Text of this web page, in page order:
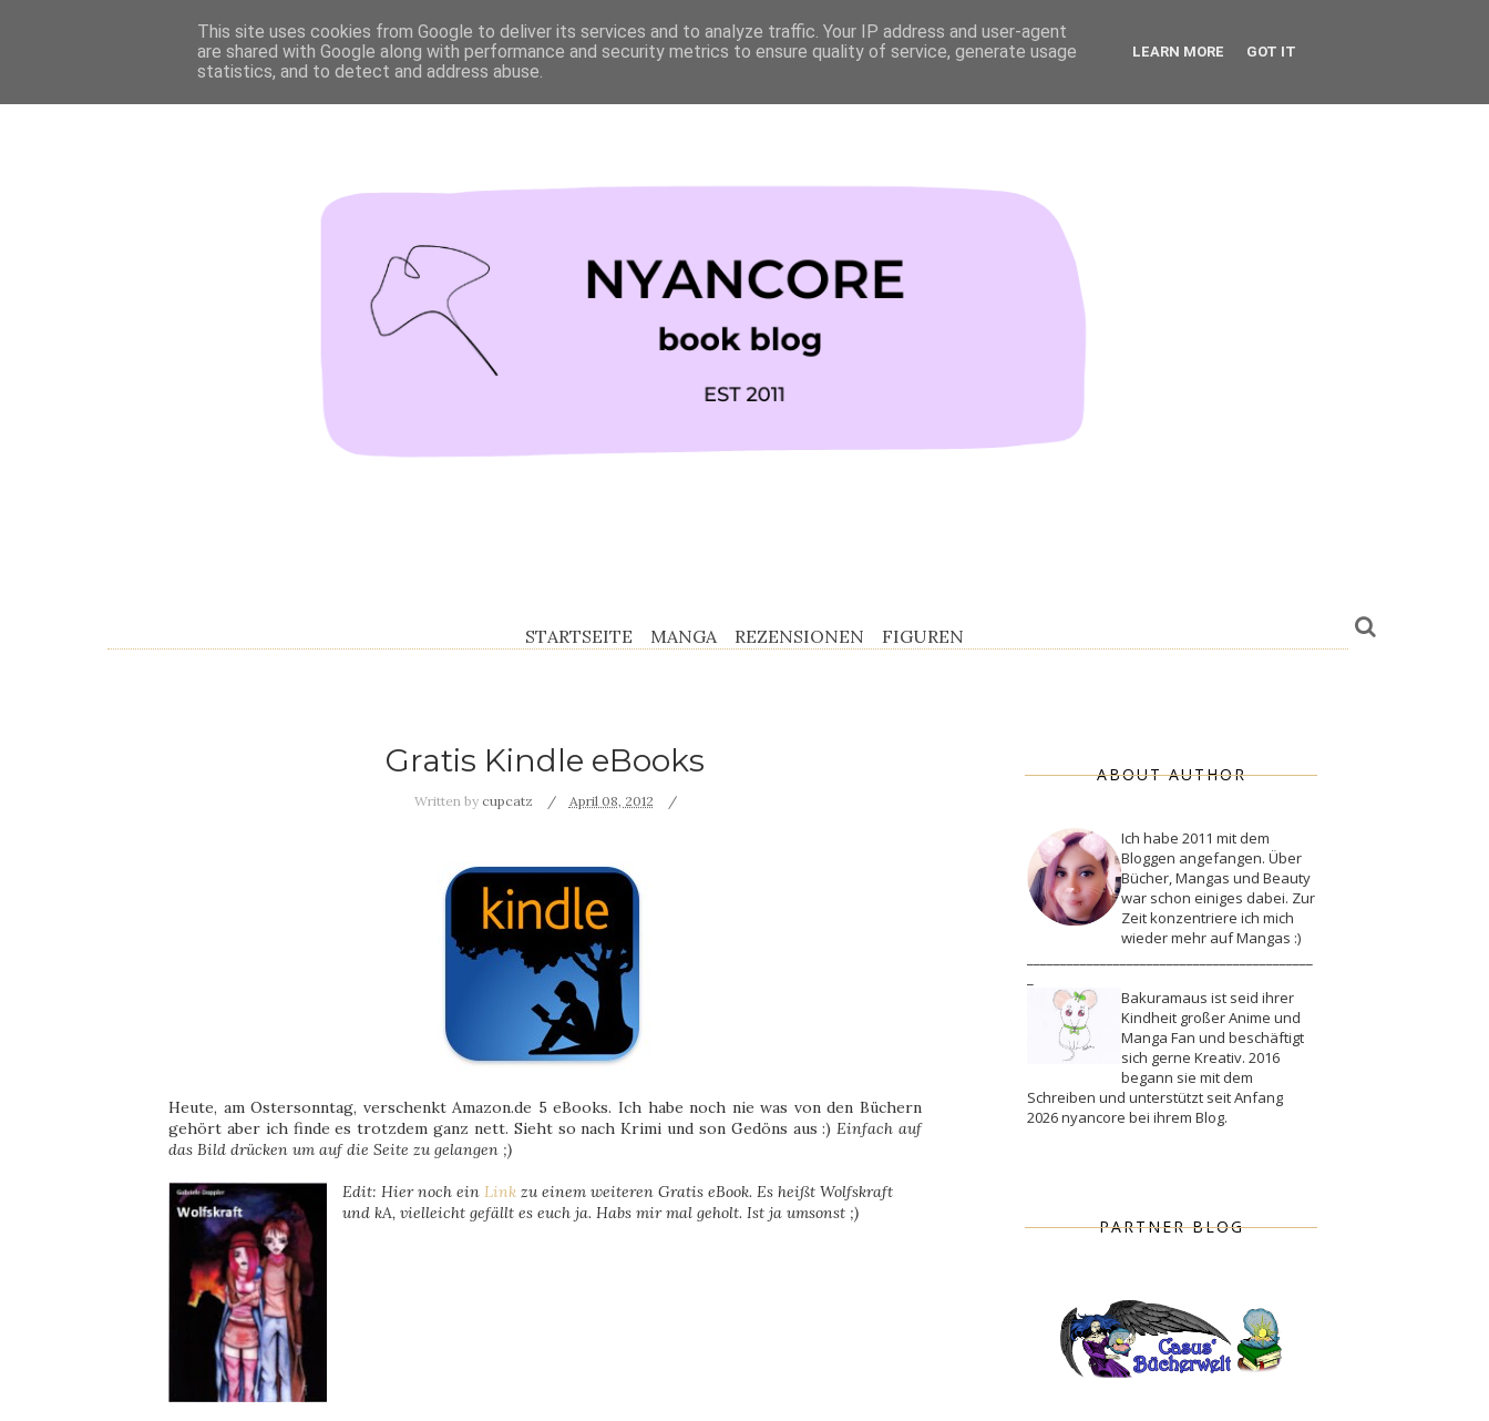
STARTSEITE MANGA REZENSIONEN FIGUREN
Gratis Kindle eBooks
Written by cupcatz April 08, 2012
Heute, am Ostersonntag, verschenkt Amazon.de 5 eBooks. Ich habe noch nie was von den Büchern
gehört aber ich finde es trotzdem ganz nett. Sieht so nach Krimi und son Gedöns aus :)Einfach auf
das Bild drücken um auf die Seite zu gelangen ;)
Edit: Hier noch ein Link zu einem weiteren Gratis eBook. Es heißt Wolfskraft
und kA, vielleicht gefällt es euch ja. Habs mir mal geholt. Ist ja umsonst ;)
ABOUT AUTHOR
Ich habe 2011 mit dem
Bloggen angefangen. Über
Bücher, Mangas und Beauty
war schon einiges dabei. Zur
Zeit konzentriere ich mich
wieder mehr auf Mangas :)
Bakuramaus ist seid ihrer
Kindheit großer Anime und
Manga Fan und beschäftigt
sich gerne Kreativ. 2016
begann sie mit dem
Schreiben und unterstützt seit Anfang
2026 nyancore bei ihrem Blog.
PARTNER BLOG
This site uses cookies from Google to deliver its services and to analyze traffic. Your IP address and user-agent
are shared with Google along with performance and security metrics to ensure quality of service, generate usage
statistics, and to detect and address abuse.
LEARN MORE GOT IT